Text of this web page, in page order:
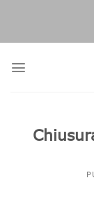
content